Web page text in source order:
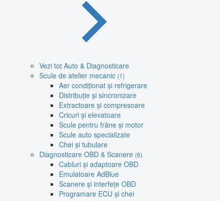
Vezi tot Auto & Diagnosticare
Scule de atelier mecanic (1)
Aer condiționat și refrigerare
Distribuție și sincronizare
Extractoare și compresoare
Cricuri și elevatoare
Scule pentru frâne și motor
Scule auto specializate
Chei și tubulare
Diagnosticare OBD & Scanere (6)
Cabluri și adaptoare OBD
Emulatoare AdBlue
Scanere și interfețe OBD
Programare ECU și chei